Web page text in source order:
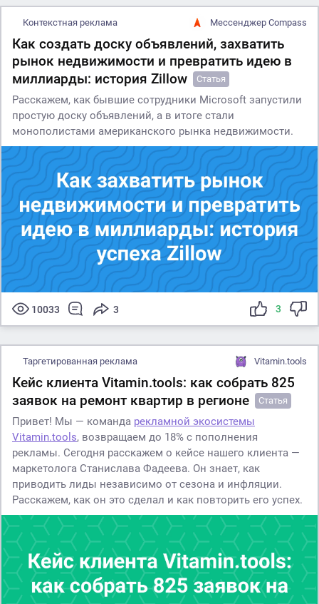
Контекстная реклама Мессенджер Compass
Как создать доску объявлений, захватить
рынок недвижимости и превратить идею в
миллиарды: история Zillow
Статья
Расскажем, как бывшие сотрудники Microsoft запустили
простую доску объявлений, а в итоге стали
монополистами американского рынка недвижимости.
10033 3 3
Таргетированная реклама Vitamin.tools
Кейс клиента Vitamin.tools: как собрать 825
заявок на ремонт квартир в регионе
Статья
Привет! Мы — команда рекламной экосистемы
Vitamin.tools, возвращаем до 18% с пополнения
рекламы. Сегодня расскажем о кейсе нашего клиента —
маркетолога Станислава Фадеева. Он знает, как
приводить лиды независимо от сезона и инфляции.
Расскажем, как он это сделал и как повторить его успех.